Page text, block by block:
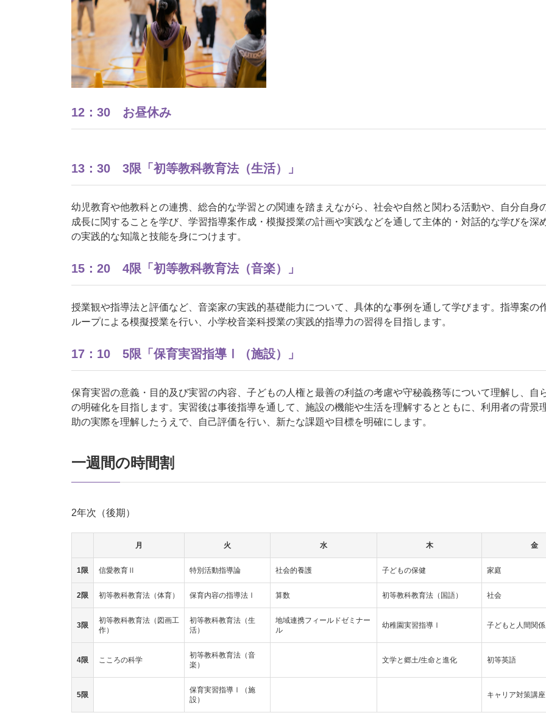
12：30 お昼休み
13：30 3限「初等教科教育法（生活）」
幼児教育や他教科との連携、総合的な学習との関連を踏まえながら、社会や自然と関わる活動や、自分自身
成長に関することを学び、学習指導案作成・模擬授業の計画や実践などを通して主体的・対話的な学びを深
の実践的な知識と技能を身につけます。
15：20 4限「初等教科教育法（音楽）」
授業観や指導法と評価など、音楽家の実践的基礎能力について、具体的な事例を通して学びます。指導案の
ループによる模擬授業を行い、小学校音楽科授業の実践的指導力の習得を目指します。
17：10 5限「保育実習指導Ⅰ（施設）」
保育実習の意義・目的及び実習の内容、子どもの人権と最善の利益の考慮や守秘義務等について理解し、自
の明確化を目指します。実習後は事後指導を通して、施設の機能や生活を理解するとともに、利用者の背景
助の実際を理解したうえで、自己評価を行い、新たな課題や目標を明確にします。
一週間の時間割
2年次（後期）
月 火 水 木 金
1限 信愛教育Ⅱ 特別活動指導論 社会的養護 子どもの保健 家庭
2限 初等教科教育法（体育） 保育内容の指導法Ⅰ 算数 初等教科教育法（国語） 社会
3限
初等教科教育法（図画工
作）
初等教科教育法（生
活）
地域連携フィールドゼミナー
ル
幼稚園実習指導Ⅰ 子どもと人間関係
4限 こころの科学
初等教科教育法（音
楽）
文学と郷土/生命と進化 初等英語
5限
保育実習指導Ⅰ（施
設）
キャリア対策講座